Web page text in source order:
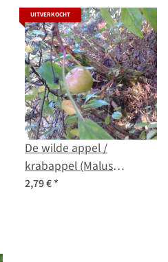
UITVERKOCHT
De wilde appel /
krabappel (Malus
sylvestris) zaden
2,79 €*